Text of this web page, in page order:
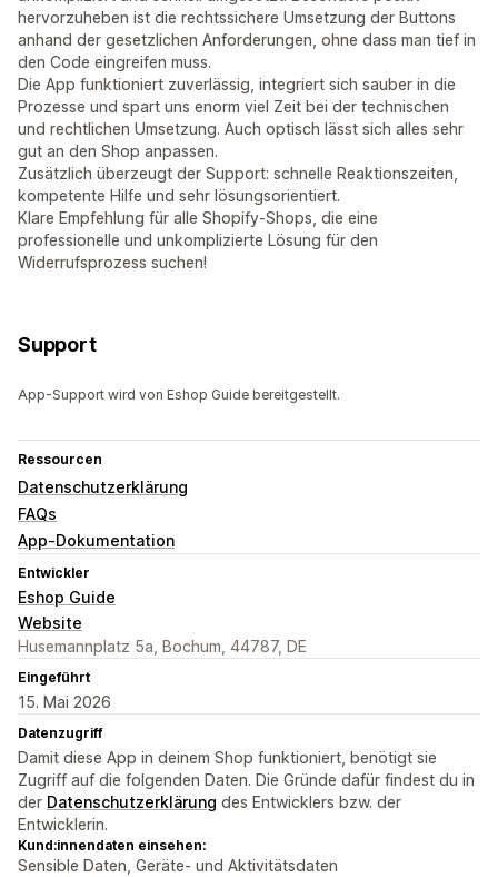
hervorzuheben ist die rechtssichere Umsetzung der Buttons
anhand der gesetzlichen Anforderungen, ohne dass man tief in
den Code eingreifen muss.
Die App funktioniert zuverlässig, integriert sich sauber in die
Prozesse und spart uns enorm viel Zeit bei der technischen
und rechtlichen Umsetzung. Auch optisch lässt sich alles sehr
gut an den Shop anpassen.
Zusätzlich überzeugt der Support: schnelle Reaktionszeiten,
kompetente Hilfe und sehr lösungsorientiert.
Klare Empfehlung für alle Shopify-Shops, die eine
professionelle und unkomplizierte Lösung für den
Widerrufsprozess suchen!
Support
App-Support wird von Eshop Guide bereitgestellt.
Ressourcen
Datenschutzerklärung
FAQs
App-Dokumentation
Entwickler
Eshop Guide
Website
Husemannplatz 5a, Bochum, 44787, DE
Eingeführt
15. Mai 2026
Datenzugriff
Damit diese App in deinem Shop funktioniert, benötigt sie
Zugriff auf die folgenden Daten. Die Gründe dafür findest du in
der Datenschutzerklärung des Entwicklers bzw. der
Entwicklerin.
Kund:innendaten einsehen:
Sensible Daten, Geräte- und Aktivitätsdaten